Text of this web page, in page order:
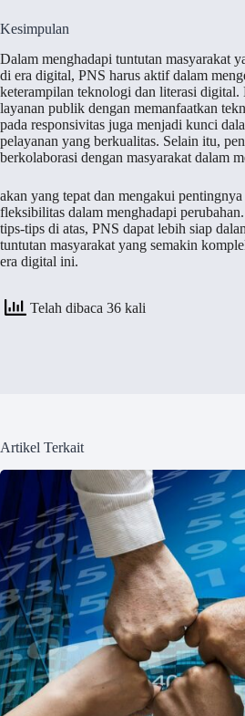
Kesimpulan
Dalam menghadapi tuntutan masyarakat
di era digital, PNS harus aktif dalam
keterampilan teknologi dan literasi digital.
layanan publik dengan memanfaatkan
pada responsivitas juga menjadi kunci
pelayanan yang berkualitas. Selain itu,
berkolaborasi dengan masyarakat dalam
akan yang tepat dan mengakui pentingnya
fleksibilitas dalam menghadapi
tips-tips di atas, PNS dapat lebih siap
tuntutan masyarakat yang semakin
era digital ini.
Telah dibaca 36 kali
Artikel Terkait